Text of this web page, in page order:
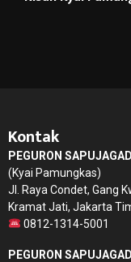
Kontak
PEGURON
(Kyai Pamungkas)
Jl. Raya Condet, Gang
Kramat Jati, Jakarta
0812-1314-5001
PEGURON